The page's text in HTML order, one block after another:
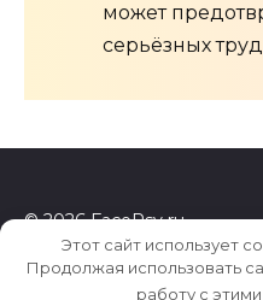
может
серьёзных
© 2026 FacePsy.ru
Этот сайт использует
Продолжая использовать
работу с